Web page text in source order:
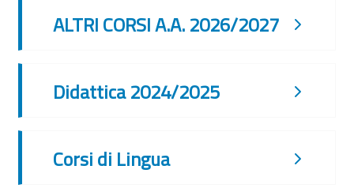
ALTRI CORSI A.A. 2026/2027
Didattica 2024/2025
Corsi di Lingua